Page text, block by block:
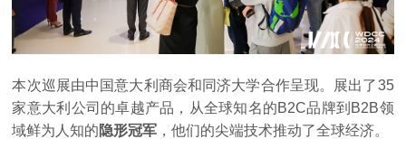
本次巡展由中国意大利商会和同济大学合作呈现。展出了35
家意大利公司的卓越产品，从全球知名的B2C品牌到B2B领
域鲜为人知的隐形冠军 ，他们的尖端技术推动了全球经济。